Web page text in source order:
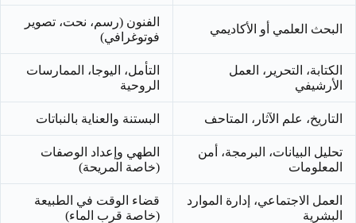
البحث العلمي أو الأكاديمي
الفنون (رسم، نحت، تصوير
فوتوغرافي)
الكتابة، التحرير، العمل
الأرشيفي
التأمل، اليوجا، الممارسات
الروحية
التاريخ، علم الآثار، المتاحف البستنة والعناية بالنباتات
تحليل البيانات، البرمجة، أمن
المعلومات
الطهي وإعداد الوصفات
(خاصة المريحة)
العمل الاجتماعي، إدارة الموارد
البشرية
قضاء الوقت في الطبيعة
(خاصة قرب الماء)